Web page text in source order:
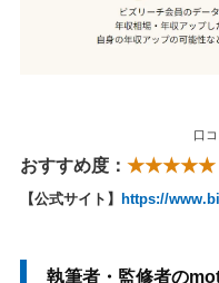
口コ
おすすめ度： ★★★★★
【公式サイト】
https://
執筆者・監修者の